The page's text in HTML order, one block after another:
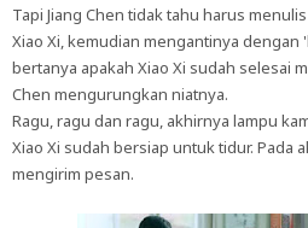
Tapi Jiang Chen tidak tahu harus
Xiao Xi, kemudian mengantinya dengan
bertanya apakah Xiao Xi sudah selesai
Chen mengurungkan niatnya.
Ragu, ragu dan ragu, akhirnya lampu
Xiao Xi sudah bersiap untuk tidur. Pada
mengirim pesan.